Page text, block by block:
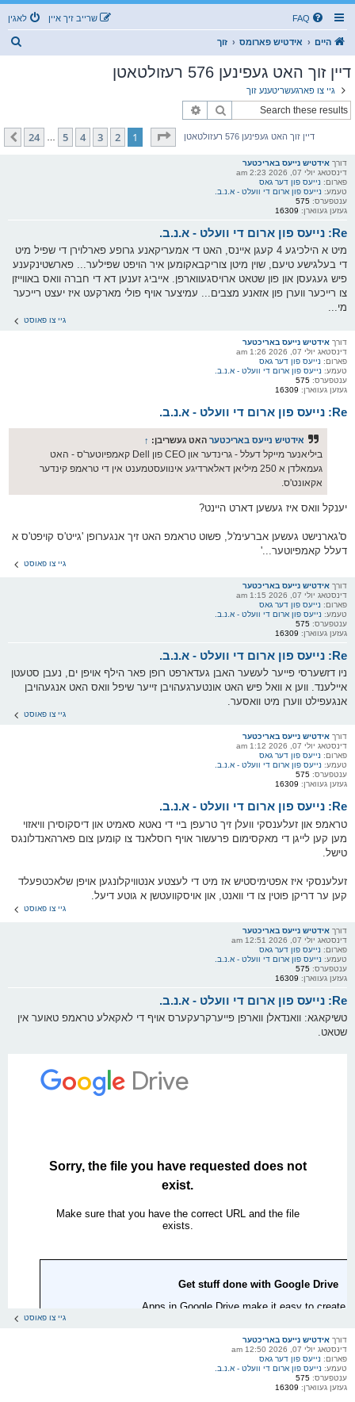
FAQ לאגין שרייב זיך איין
היים אידטיש פארומס זוך
דיין זוך האט געפינען 576 רעזולטאטן
גיי צו פארגעשריטענע זוך
זוך
דיין זוך האט געפינען 576 רעזולטאטן בלאט1 פון24
1
2
3
4
5
24
קומענדיגע
דורך אידטיש נייעס באריכטער
דינסטאג יולי 07, 2026 2:23 am
פארום: נייעס פון דער גאס
טעמע: נייעס פון ארום די וועלט - א.נ.ב.
ענטפערס: 575
געזען געווארן: 16309
Re: נייעס פון ארום די וועלט - א.נ.ב.
מיט א הילכיגע 4 קעגן איינס, האט די אמעריקאנע גרופע פארלוירן די שפיל מיט
די בעלגישע טיעם, שוין מיטן צוריקבאקומען איר הויפט שפּילער... פארשטינקענע
פיש געגעסן און פון שטאט ארויסגעווארפן. אייביג זענען דא די חברה וואס באווייזן
צו רייכער ווערן פון אזאנע מצבים... עמיצער אויף פולי מארקעט איז יעצט רייכער
מי...
גיי צו פאוסט
דורך אידטיש נייעס באריכטער
דינסטאג יולי 07, 2026 1:26 am
פארום: נייעס פון דער גאס
טעמע: נייעס פון ארום די וועלט - א.נ.ב.
ענטפערס: 575
געזען געווארן: 16309
Re: נייעס פון ארום די וועלט - א.נ.ב.
אידטיש נייעס באריכטער האט געשריבן: ↑
ביליאנער מייקל דעלל - גרינדער און CEO פון Dell קאמפיוטער'ס - האט
געמאלדן א 250 מיליאן דאלארדיגע אינוועסטמענט אין די טראמפ קינדער
אקאונט'ס.
יענקל וואס איז געשען דארט היינט?
ס'גארנישט געשען אברעימ'ל, פשוט טראמפ האט זיך אנגערופן 'גייט'ס קויפט'ס א
דעלל קאמפיוטער...'
גיי צו פאוסט
דורך אידטיש נייעס באריכטער
דינסטאג יולי 07, 2026 1:15 am
פארום: נייעס פון דער גאס
טעמע: נייעס פון ארום די וועלט - א.נ.ב.
ענטפערס: 575
געזען געווארן: 16309
Re: נייעס פון ארום די וועלט - א.נ.ב.
ניו דזשערסי פייער לעשער האבן געדארפט רופן פאר הילף אויפן ים, נעבן סטעטן
איילענד. ווען א וואל פיש האט אונטערגעהויבן זייער שיפל וואס האט אנגעהויבן
אנגעפילט ווערן מיט וואסער.
גיי צו פאוסט
דורך אידטיש נייעס באריכטער
דינסטאג יולי 07, 2026 1:12 am
פארום: נייעס פון דער גאס
טעמע: נייעס פון ארום די וועלט - א.נ.ב.
ענטפערס: 575
געזען געווארן: 16309
Re: נייעס פון ארום די וועלט - א.נ.ב.
טראמפ און זעלענסקי וועלן זיך טרעפן ביי די נאטא סאמיט און דיסקוסירן וויאזוי
מען קען לייגן די מאקסימום פרעשור אויף רוסלאנד צו קומען צום פארהאנדלונגס
טישל.
זעלענסקי איז אפטימיסטיש אז מיט די לעצטע אנטוויקלונגען אויפן שלאכטפעלד
קען ער דריקן פוטין צו די וואנט, און אויסקוועטשן א גוטע דיעל.
גיי צו פאוסט
דורך אידטיש נייעס באריכטער
דינסטאג יולי 07, 2026 12:51 am
פארום: נייעס פון דער גאס
טעמע: נייעס פון ארום די וועלט - א.נ.ב.
ענטפערס: 575
געזען געווארן: 16309
Re: נייעס פון ארום די וועלט - א.נ.ב.
טשיקאגא: וואנדאלן ווארפן פייערקרעקערס אויף די לאקאלע טראמפ טאוער אין
שטאט.
גיי צו פאוסט
דורך אידטיש נייעס באריכטער
דינסטאג יולי 07, 2026 12:50 am
פארום: נייעס פון דער גאס
טעמע: נייעס פון ארום די וועלט - א.נ.ב.
ענטפערס: 575
געזען געווארן: 16309